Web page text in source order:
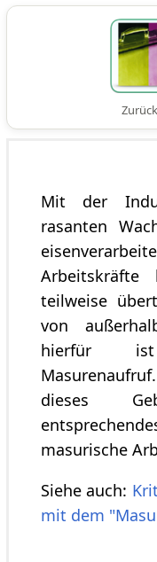
Mit der
rasanten
teilweise
von
hierfür
dieses
masurische
Siehe auch:
mit dem